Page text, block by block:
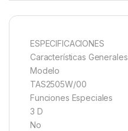
ESPECIFICACIONES
Características Generales
Modelo
TAS2505W/00
Funciones Especiales
3 D
No